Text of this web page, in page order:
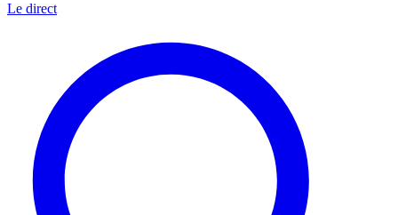
Le direct